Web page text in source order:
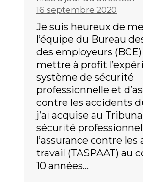
16 septembre 2020
Je suis heureux de
l’équipe du Bureau
des employeurs
mettre à profit
système de sécurité
professionnelle et
contre les accidents
j’ai acquise au
sécurité
l’assurance contre
travail (TASPAAT) au
10 années…